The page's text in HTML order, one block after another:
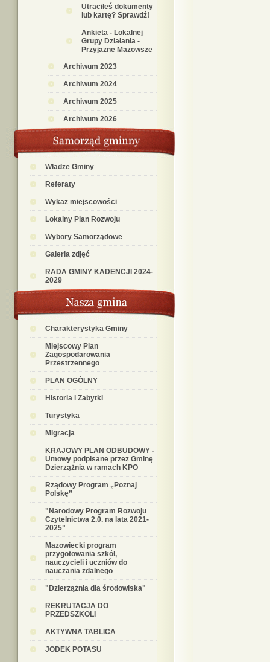
Utraciłeś dokumenty
lub kartę? Sprawdź!
Ankieta - Lokalnej
Grupy Działania -
Przyjazne Mazowsze
Archiwum 2023
Archiwum 2024
Archiwum 2025
Archiwum 2026
Władze Gminy
Referaty
Wykaz miejscowości
Lokalny Plan Rozwoju
Wybory Samorządowe
Galeria zdjęć
RADA GMINY KADENCJI 2024-
2029
Charakterystyka Gminy
Miejscowy Plan
Zagospodarowania
Przestrzennego
PLAN OGÓLNY
Historia i Zabytki
Turystyka
Migracja
KRAJOWY PLAN ODBUDOWY -
Umowy podpisane przez Gminę
Dzierzążnia w ramach KPO
Rządowy Program „Poznaj
Polskę”
"Narodowy Program Rozwoju
Czytelnictwa 2.0. na lata 2021-
2025"
Mazowiecki program
przygotowania szkół,
nauczycieli i uczniów do
nauczania zdalnego
"Dzierzążnia dla środowiska"
REKRUTACJA DO
PRZEDSZKOLI
AKTYWNA TABLICA
JODEK POTASU